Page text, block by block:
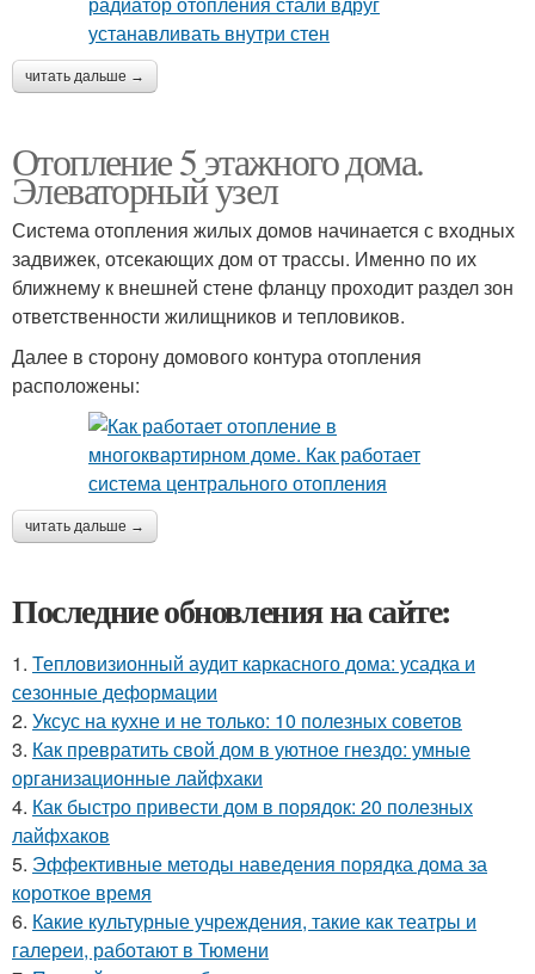
читать дальше →
Отопление 5 этажного дома.
Элеваторный узел
Система отопления жилых домов начинается с входных
задвижек, отсекающих дом от трассы. Именно по их
ближнему к внешней стене фланцу проходит раздел зон
ответственности жилищников и тепловиков.
Далее в сторону домового контура отопления
расположены:
читать дальше →
Последние обновления на сайте:
1. Тепловизионный аудит каркасного дома: усадка и
сезонные деформации
2. Уксус на кухне и не только: 10 полезных советов
3. Как превратить свой дом в уютное гнездо: умные
организационные лайфхаки
4. Как быстро привести дом в порядок: 20 полезных
лайфхаков
5. Эффективные методы наведения порядка дома за
короткое время
6. Какие культурные учреждения, такие как театры и
галереи, работают в Тюмени